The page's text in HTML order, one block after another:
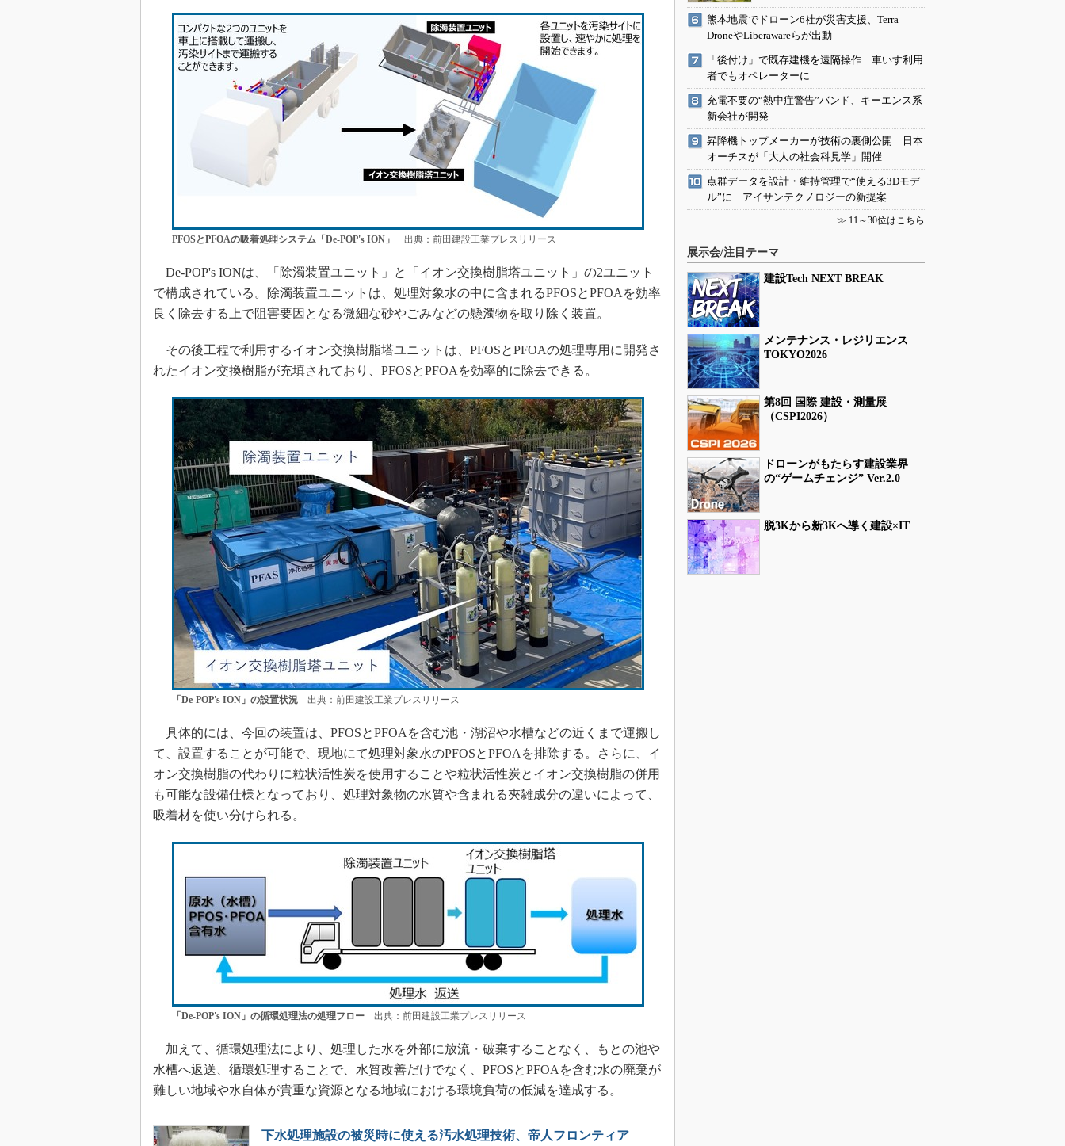
PFOSとPFOAの吸着処理システム「De-POP's ION」 出典：前田建設工業プレスリリース
De-POP's IONは、「除濁装置ユニット」と「イオン交換樹脂塔ユニット」の2ユニット
で構成されている。除濁装置ユニットは、処理対象水の中に含まれるPFOSとPFOAを効率
良く除去する上で阻害要因となる微細な砂やごみなどの懸濁物を取り除く装置。
その後工程で利用するイオン交換樹脂塔ユニットは、PFOSとPFOAの処理専用に開発さ
れたイオン交換樹脂が充填されており、PFOSとPFOAを効率的に除去できる。
「De-POP's ION」の設置状況出典：前田建設工業プレスリリース
具体的には、今回の装置は、PFOSとPFOAを含む池・湖沼や水槽などの近くまで運搬し
て、設置することが可能で、現地にて処理対象水のPFOSとPFOAを排除する。さらに、イ
オン交換樹脂の代わりに粒状活性炭を使用することや粒状活性炭とイオン交換樹脂の併用
も可能な設備仕様となっており、処理対象物の水質や含まれる夾雑成分の違いによって、
吸着材を使い分けられる。
「De-POP's ION」の循環処理法の処理フロー出典：前田建設工業プレスリリース
加えて、循環処理法により、処理した水を外部に放流・破棄することなく、もとの池や
水槽へ返送、循環処理することで、水質改善だけでなく、PFOSとPFOAを含む水の廃棄が
難しい地域や水自体が貴重な資源となる地域における環境負荷の低減を達成する。
下水処理施設の被災時に使える汚水処理技術、帝人フロンティア
熊本地震でドローン6社が災害支援、Terra
DroneやLiberawareらが出動
「後付け」で既存建機を遠隔操作 車いす利用
者でもオペレーターに
充電不要の“熱中症警告”バンド、キーエンス系
新会社が開発
昇降機トップメーカーが技術の裏側公開 日本
オーチスが「大人の社会科見学」開催
点群データを設計・維持管理で“使える3Dモデ
ル”に アイサンテクノロジーの新提案
≫ 11～30位はこちら
展示会/注目テーマ
建設Tech NEXT BREAK
メンテナンス・レジリエンス
TOKYO2026
第8回 国際 建設・測量展
（CSPI2026）
ドローンがもたらす建設業界
の“ゲームチェンジ” Ver.2.0
脱3Kから新3Kへ導く建設×IT